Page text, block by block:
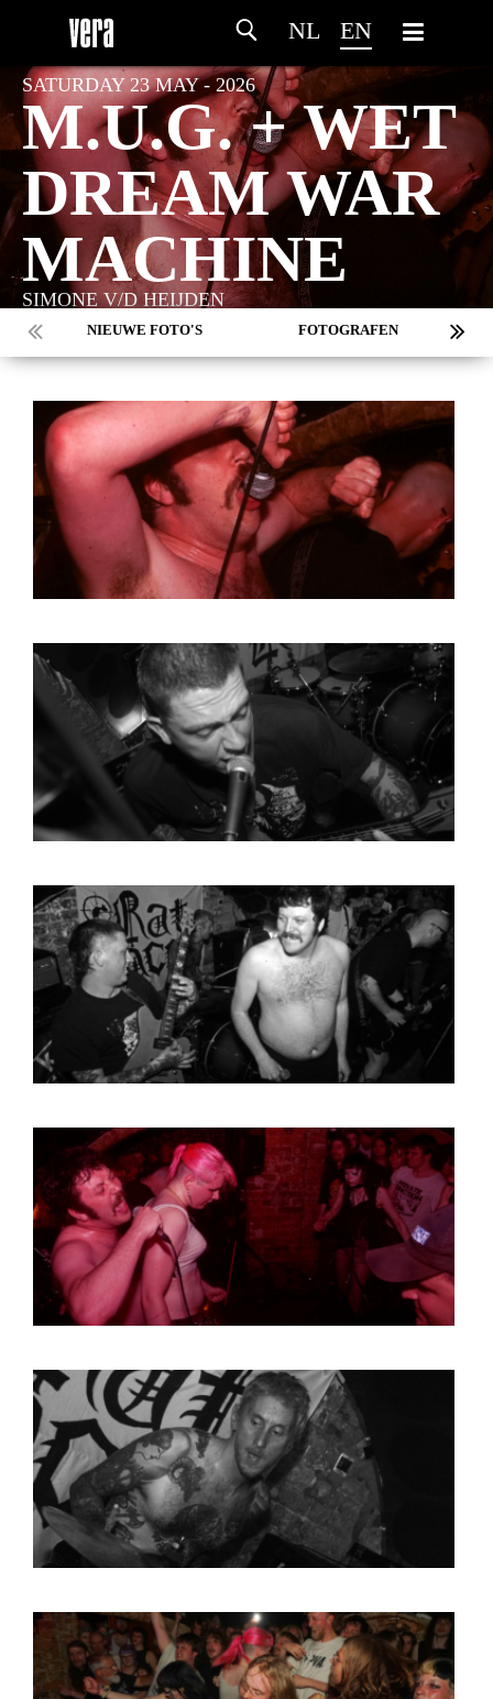
NL EN
SATURDAY 23 MAY - 2026
M.U.G. + WET
DREAM WAR
MACHINE
SIMONE V/D HEIJDEN
NIEUWE FOTO'S FOTOGRAFEN
MARC DE KROSSE
PEER
MISCHA VEENEMA
JEROEN DEKKER
BOB DE VRIES
RICHARD POSTMA
SASKIA LUDDEN
ANNA HIEP
MARTSEN HUT
ARSEN TSKHAY
ERYN BOSMA
ELINE KAMMINGA
KAREN SAAMAN
ARNOUD HEIKENS